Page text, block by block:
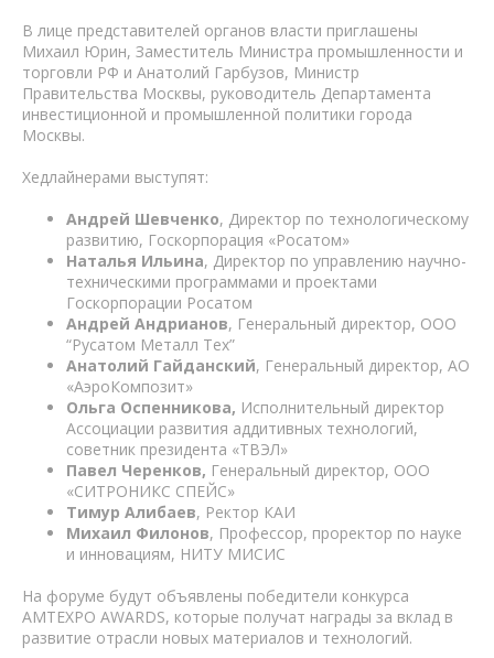
В лице представителей органов власти приглашены
Михаил Юрин, Заместитель Министра промышленности и
торговли РФ и Анатолий Гарбузов, Министр
Правительства Москвы, руководитель Департамента
инвестиционной и промышленной политики города
Москвы.
Хедлайнерами выступят:
Андрей Шевченко, Директор по технологическому
развитию, Госкорпорация «Росатом»
Наталья Ильина, Директор по управлению научно-
техническими программами и проектами
Госкорпорации Росатом
Андрей Андрианов, Генеральный директор, ООО
“Русатом Металл Тех”
Анатолий Гайданский, Генеральный директор, АО
«АэроКомпозит»
Ольга Оспенникова, Исполнительный директор
Ассоциации развития аддитивных технологий,
советник президента «ТВЭЛ»
Павел Черенков, Генеральный директор, ООО
«СИТРОНИКС СПЕЙС»
Тимур Алибаев, Ректор КАИ
Михаил Филонов, Профессор, проректор по науке
и инновациям, НИТУ МИСИС
На форуме будут объявлены победители конкурса
AMTEXPO AWARDS, которые получат награды за вклад в
развитие отрасли новых материалов и технологий.